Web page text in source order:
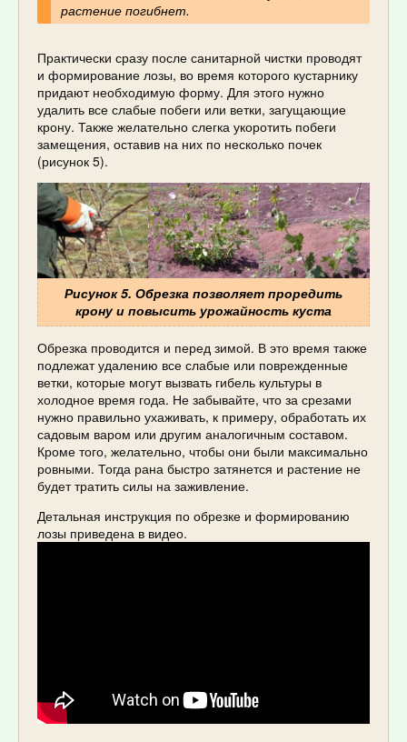
растение погибнет.
Практически сразу после санитарной чистки проводят
и формирование лозы, во время которого кустарнику
придают необходимую форму. Для этого нужно
удалить все слабые побеги или ветки, загущающие
крону. Также желательно слегка укоротить побеги
замещения, оставив на них по несколько почек
(рисунок 5).
Рисунок 5. Обрезка позволяет проредить
крону и повысить урожайность куста
Обрезка проводится и перед зимой. В это время также
подлежат удалению все слабые или поврежденные
ветки, которые могут вызвать гибель культуры в
холодное время года. Не забывайте, что за срезами
нужно правильно ухаживать, к примеру, обработать их
садовым варом или другим аналогичным составом.
Кроме того, желательно, чтобы они были максимально
ровными. Тогда рана быстро затянется и растение не
будет тратить силы на заживление.
Детальная инструкция по обрезке и формированию
лозы приведена в видео.